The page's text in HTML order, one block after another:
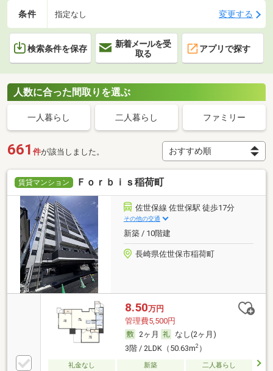
条件 指定なし 変更する
検索条件を保存
新着メールを受
取る
アプリで探す
人数に合った間取りを選ぶ
一人暮らし 二人暮らし ファミリー
661 件が該当しました。
賃貸マンション Ｆｏｒｂｉｓ稲荷町
佐世保線 佐世保駅 徒歩17分
その他の交通
新築 / 10階建
長崎県佐世保市稲荷町
8.50万円
管理費5,500円
2ヶ月
なし(2ヶ月)
3階 / 2LDK（50.63m2）
礼金なし 新築
二人暮らし